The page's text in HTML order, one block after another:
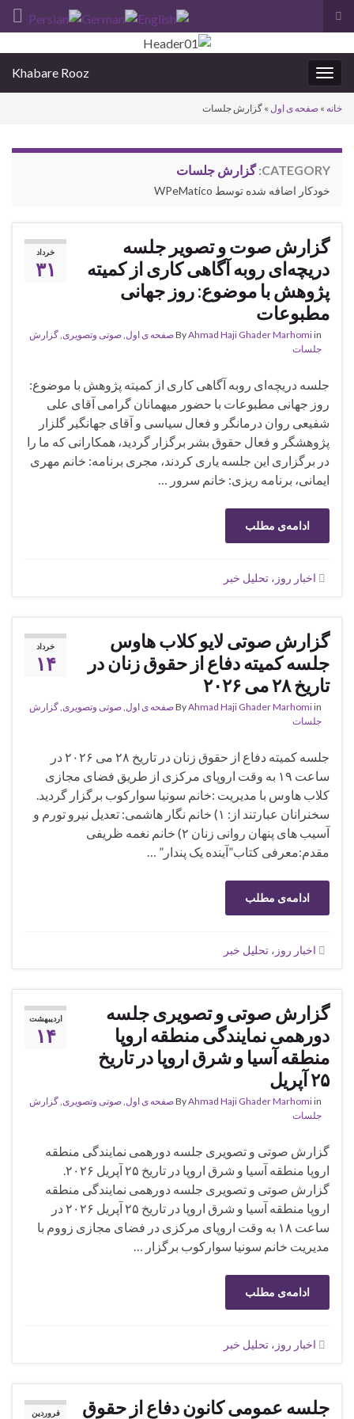
Toggle
search
form
Toggle
navigation
Khabare Rooz
خانه » صفحه ی اول » گزارش جلسات
CATEGORY: گزارش جلسات
خودکار اضافه شده توسط WPeMatico
خرداد
۳۱
گزارش صوت و تصویر جلسه
دریچه‌ای روبه آگاهی کاری از کمیته
پژوهش با موضوع: روز جهانی
مطبوعات
ByAhmad Haji Ghader Marhomiin صفحه ی اول صوتی وتصویری گزارش
جلسات
جلسه دریچه‌ای روبه آگاهی کاری از کمیته پژوهش با موضوع:
روز جهانی مطبوعات با حضور میهمانان گرامی آقای علی
شفیعی روان درمانگر و فعال سیاسی و آقای جهانگیر گلزار
پژوهشگر و فعال حقوق بشر برگزار گردید، همکارانی که ما را
در برگزاری این جلسه یاری کردند، مجری برنامه: خانم مهری
ایمانی، برنامه ریزی: خانم سرور …
ادامه‌ی مطلب
اخبار روز، تحلیل خبر
خرداد
۱۴
گزارش صوتی لایو کلاب هاوس
جلسه کمیته دفاع از حقوق زنان در
تاریخ ۲۸ می ۲۰۲۶
ByAhmad Haji Ghader Marhomiin صفحه ی اول صوتی وتصویری گزارش
جلسات
جلسه کمیته دفاع از حقوق زنان در تاریخ ۲۸ می ۲۰۲۶ در
ساعت ۱۹ به وقت اروپای مرکزی از طریق فضای مجازی
کلاب هاوس با مدیریت :خانم سونیا سوارکوب برگزار گردید.
سخنرانان عبارتند از: ۱) خانم نگار هاشمی: تعدیل نیرو تورم و
آسیب های پنهان روانی زنان ۲) خانم نغمه ظریفی
مقدم:معرفی کتاب”آینده یک پندار” …
ادامه‌ی مطلب
اخبار روز، تحلیل خبر
اردیبهشت
۱۴
گزارش صوتی و تصویری جلسه
دورهمی نمایندگی منطقه اروپا
منطقه‌ آسیا و شرق اروپا در تاریخ
۲۵ آپریل
ByAhmad Haji Ghader Marhomiin صفحه ی اول صوتی وتصویری گزارش
جلسات
گزارش صوتی و تصویری جلسه دورهمی نمایندگی منطقه
اروپا منطقه‌ آسیا و شرق اروپا در تاریخ ۲۵ آپریل ۲۰۲۶.
گزارش صوتی و تصویری جلسه دورهمی نمایندگی منطقه
اروپا منطقه آسیا و شرق اروپا در تاریخ ۲۵ آپریل ۲۰۲۶ در
ساعت ۱۸ به وقت اروپای مرکزی در فضای مجازی زووم با
مدیریت خانم سونیا سوارکوب برگزار …
ادامه‌ی مطلب
اخبار روز، تحلیل خبر
فروردین
جلسه عمومی کانون دفاع از حقوق